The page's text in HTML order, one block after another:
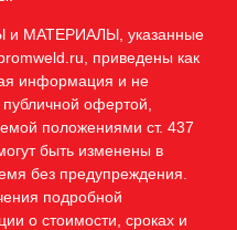
и МАТЕРИАЛЫ, указанные
приведены как
информация и не
офертой,
положениями ст. 437
быть изменены в
без предупреждения.
подробной
о стоимости, сроках и